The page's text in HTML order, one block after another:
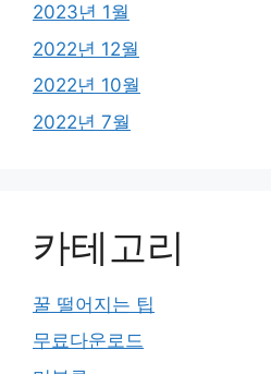
2023년 1월
2022년 12월
2022년 10월
2022년 7월
카테고리
꿀 떨어지는 팁
무료다운로드